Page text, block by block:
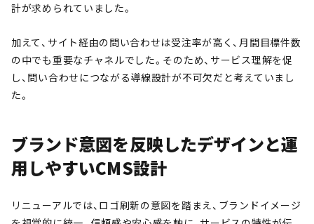
計が求められていました。
加えて、サイト経由の問い合わせは受注率が高く、月間目標件数
の中でも重要なチャネルでした。そのため、サービス理解を促
し、問い合わせにつながる導線設計が不可欠だと考えていまし
た。
ブランド意図を反映したデザインと運
用しやすいCMS設計
リニューアルでは、ロゴ刷新の意図を踏まえ、ブランドイメージ